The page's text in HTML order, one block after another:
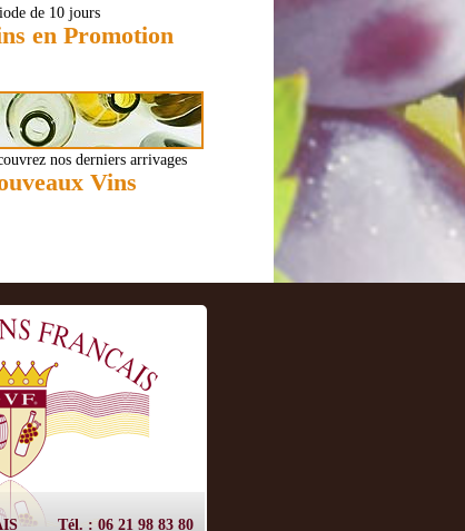
de 10 jours
en Promotion
nos derniers arrivages
Vins
Tél. : 06 21 98 83 80